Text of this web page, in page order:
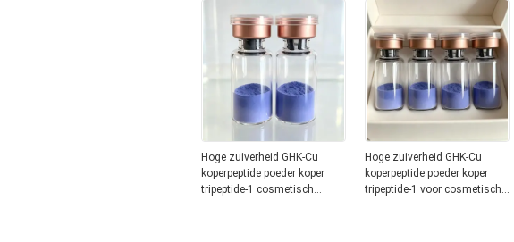
Hoge zuiverheid GHK-Cu
koperpeptide poeder koper
tripeptide-1 cosmetisch
Hoge zuiverheid GHK-Cu
koperpeptide poeder koper
tripeptide-1 voor cosmetische